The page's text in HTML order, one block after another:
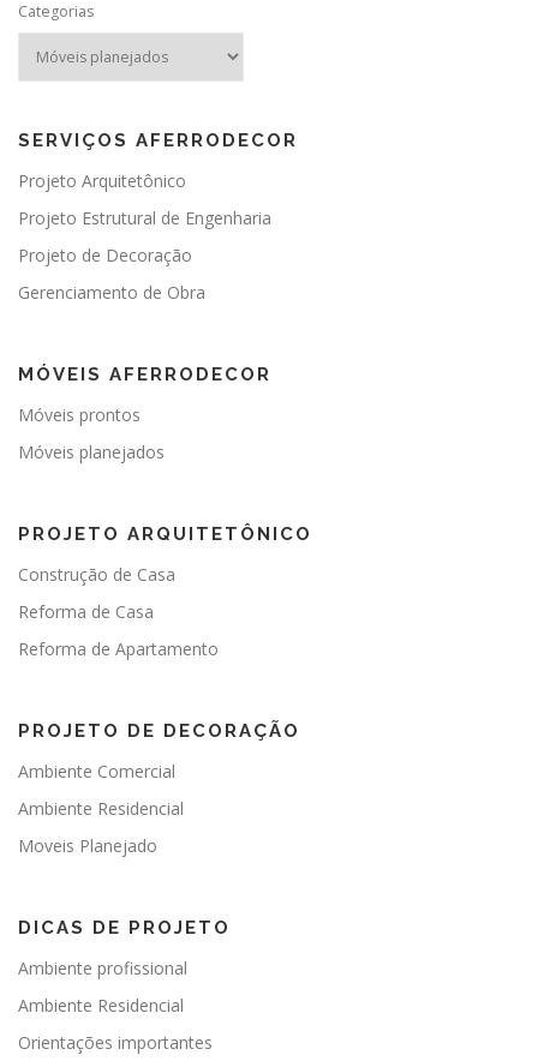
Categorias
SERVIÇOS AFERRODECOR
Projeto Arquitetônico
Projeto Estrutural de Engenharia
Projeto de Decoração
Gerenciamento de Obra
MÓVEIS AFERRODECOR
Móveis prontos
Móveis planejados
PROJETO ARQUITETÔNICO
Construção de Casa
Reforma de Casa
Reforma de Apartamento
PROJETO DE DECORAÇÃO
Ambiente Comercial
Ambiente Residencial
Moveis Planejado
DICAS DE PROJETO
Ambiente profissional
Ambiente Residencial
Orientações importantes